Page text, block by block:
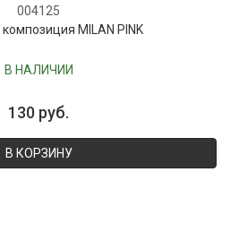
004125
MILAN PINK
В НАЛИЧИИ
130 руб.
В КОРЗИНУ